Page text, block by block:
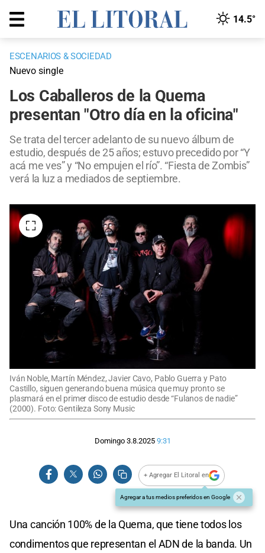
14.5°
ESCENARIOS & SOCIEDAD
Nuevo single
Los Caballeros de la Quema
presentan "Otro día en la oficina"
Se trata del tercer adelanto de su nuevo álbum de
estudio, después de 25 años; estuvo precedido por “Y
acá me ves” y “No empujen el río”. “Fiesta de Zombis”
verá la luz a mediados de septiembre.
Iván Noble, Martín Méndez, Javier Cavo, Pablo Guerra y Pato
Castillo, siguen generando buena música que muy pronto se
plasmará en el primer disco de estudio desde “Fulanos de nadie”
(2000). Foto: Gentileza Sony Music
Domingo 3.8.2025 9:31
+ Agregar El Litoral en
Agregar a tus medios preferidos en Google
Una canción 100% de la Quema, que tiene todos los
condimentos que representan el ADN de la banda. Un